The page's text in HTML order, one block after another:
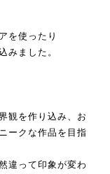
を使ったり
みました。
観を作り込み、お
ークな作品を目指
違って印象が変わ